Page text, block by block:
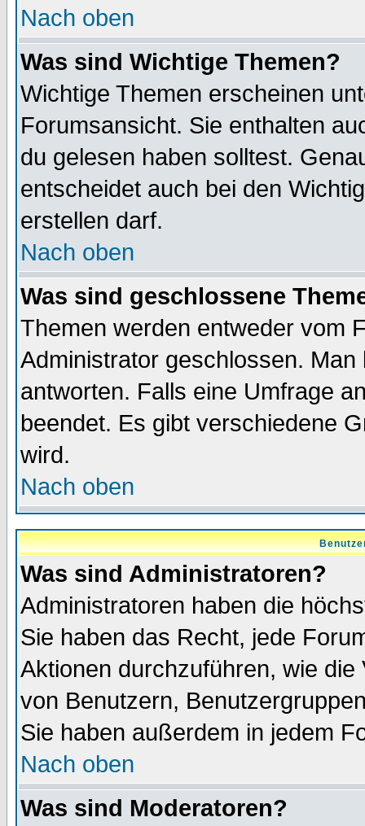
Nach oben
Was sind Wichtige Themen?
Wichtige Themen erscheinen
Forumsansicht. Sie enthalten
du gelesen haben solltest.
entscheidet auch bei den
erstellen darf.
Nach oben
Was sind geschlossene
Themen werden entweder vom
Administrator geschlossen.
antworten. Falls eine Umfrage
beendet. Es gibt verschiedene
wird.
Nach oben
Was sind Administratoren?
Administratoren haben die
Sie haben das Recht, jede
Aktionen durchzuführen, wie
von Benutzern,
Sie haben außerdem in jedem
Nach oben
Was sind Moderatoren?